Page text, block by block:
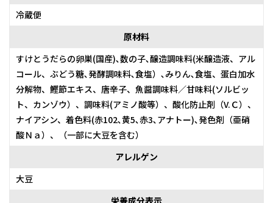
冷蔵便
原材料
すけとうだらの卵巣(国産)､数の子､醸造調味料(米醸造液、アル
コール、ぶどう糖､発酵調味料､食塩）､みりん､食塩、蛋白加水
分解物、鰹節エキス、唐辛子、魚醤調味料／甘味料(ソルビッ
ト、カンゾウ）、調味料(アミノ酸等）、酸化防止剤（V.Ｃ）、
ナイアシン、着色料(赤102､黄5､赤3､アナトー)､発色剤（亜硝
酸Ｎａ）、（一部に大豆を含む）
アレルゲン
大豆